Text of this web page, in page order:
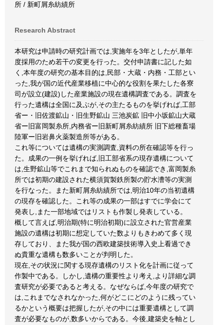
所 / 新町屑糸紡績所
Research Abstract
本研究は申請時の研究計画では,実施年を3年としたが,単年
度採用のため若干の変更を行った。交付申請書に記した如
く,本年度の研究の基本目的は,民部・大蔵・内務・工部とい
った,我が国の近代産業移植に中心的な役割を果たした各寮
司が設立(建設)した産業施設の現在遺構調査である。調査を
行った遺構は全国に及ぶが,その主たるものを挙げれば,工部
省ー・旧佐渡鉱山・旧生野鉱山 三池炭鉱 旧中小坂鉱山大蔵
省ー旧富岡製糸所,内務省ー旧新町屑糸紡績所 旧下総種畜場
陸軍ー旧岩鼻火薬製造所等がある。
これ等については遺構の実測調査,資料の所在確認等を行っ
た。成果の一例を挙げれば,旧工部省系の現存遺構について
は,生野鉱山等でこれまで知られぬものを確認でき,富岡製糸
所では初期の建設された横須賀製鉄所製の貯水漕等の実測
を行なった。また新町屑糸紡績所では,明治10年の当初遺構
の現存を確認した。これ等の成果の一部はすでに学会にて
発表し,また一部地域ではリストも作製し発表している。
概して言えば,明治期(特に明治初期)に設立された官営産業
施設の遺構は初期に想定していた数よりもきわめて多く現
存しており、また我が国の西欧建築技術導入史上看過でき
ぬ貴重な遺構も数多いことが判明した。
現在,その状況に関する現存遺構のリスト化を計画に従って
作製中である。しかし,遺構の重要性より考え,より詳細な調
査研究が必要であると考える。なぜならば,今年度の研究で
は,これまでなされなかった,何がどこにどのように残ってい
るかという概要は把握したが,その中には重要遺構として調
査が必要なものが,数多いからである。今後,建築史を軸とし